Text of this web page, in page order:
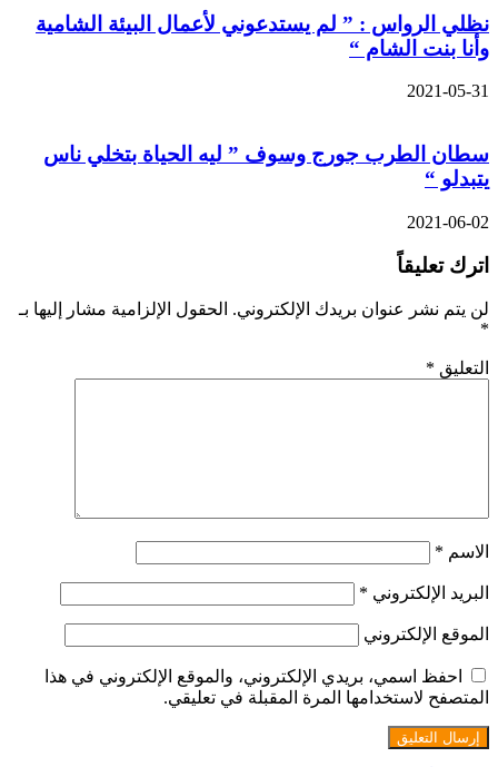
نظلي الرواس : ” لم يستدعوني لأعمال البيئة الشامية
وأنا بنت الشام “
2021-05-31
سطان الطرب جورج وسوف ” ليه الحياة بتخلي ناس
يتبدلو “
2021-06-02
اترك تعليقاً
لن يتم نشر عنوان بريدك الإلكتروني. الحقول الإلزامية مشار إليها بـ
*
التعليق *
الاسم *
البريد الإلكتروني *
الموقع الإلكتروني
احفظ اسمي، بريدي الإلكتروني، والموقع الإلكتروني في هذا
المتصفح لاستخدامها المرة المقبلة في تعليقي.